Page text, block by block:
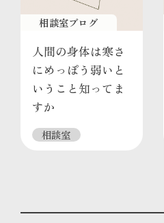
相談室ブログ
人間の身体は寒さ
にめっぽう弱いと
いうこと知ってま
すか
相談室